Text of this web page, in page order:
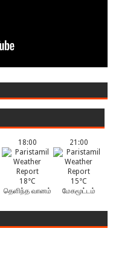
18:00
18°C
தெளிந்த வானம்
21:00
15°C
மேகமூட்டம்